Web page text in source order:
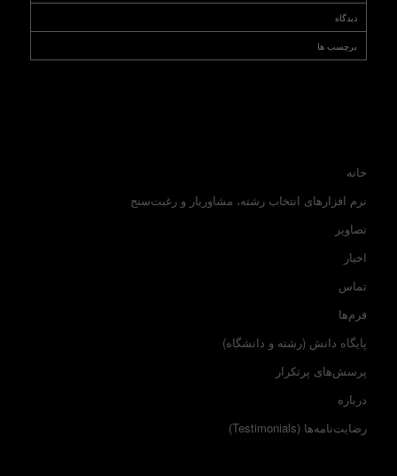
دیدگاه
برچسب ها
خانه
نرم افزارهای انتخاب رشته، مشاوریار و رغبت‌سنج
تصاویر
اخبار
تماس
فرم‌ها
پایگاه دانش (رشته و دانشگاه)
پرسش‌های پرتکرار
درباره
رضایت‌نامه‌ها (Testimonials)